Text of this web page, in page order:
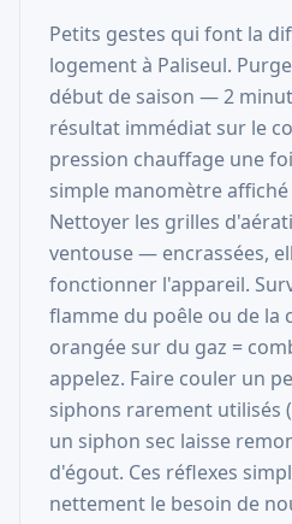
Petits gestes qui font la
logement à Paliseul.
début de saison — 2
résultat immédiat sur le
pression chauffage une
simple manomètre
Nettoyer les grilles
ventouse — encrassées,
fonctionner l'appareil.
flamme du poêle ou de
orangée sur du gaz =
appelez. Faire couler un
siphons rarement utilisés
un siphon sec laisse
d'égout. Ces réflexes
nettement le besoin de